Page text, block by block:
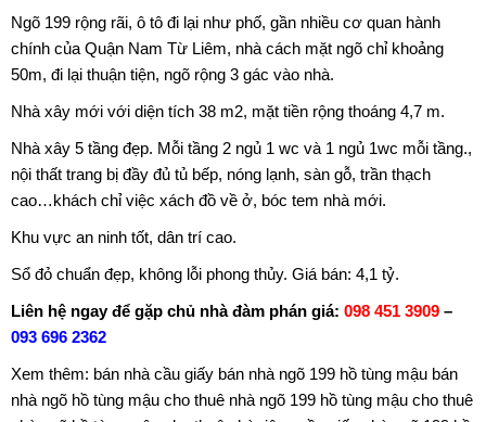
Ngõ 199 rộng rãi, ô tô đi lại như phố, gần nhiều cơ quan hành
chính của Quận Nam Từ Liêm, nhà cách mặt ngõ chỉ khoảng
50m, đi lại thuận tiện, ngõ rộng 3 gác vào nhà.
Nhà xây mới với diện tích 38 m2, mặt tiền rộng thoáng 4,7 m.
Nhà xây 5 tầng đẹp. Mỗi tầng 2 ngủ 1 wc và 1 ngủ 1wc mỗi tầng.,
nội thất trang bị đầy đủ tủ bếp, nóng lạnh, sàn gỗ, trần thạch
cao…khách chỉ việc xách đồ về ở, bóc tem nhà mới.
Khu vực an ninh tốt, dân trí cao.
Sổ đỏ chuẩn đẹp, không lỗi phong thủy. Giá bán: 4,1 tỷ.
Liên hệ ngay để gặp chủ nhà đàm phán giá: 098 451 3909 –
093 696 2362
Xem thêm: bán nhà cầu giấy bán nhà ngõ 199 hồ tùng mậu bán
nhà ngõ hồ tùng mậu cho thuê nhà ngõ 199 hồ tùng mậu cho thuê